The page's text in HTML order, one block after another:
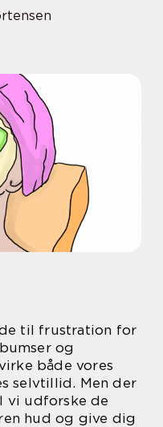
til frustration for
og
både vores
selvtillid. Men der
vi udforske de
hud og give dig